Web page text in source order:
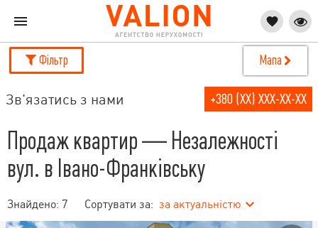
Фільтр Мапа
Зв'язатись з нами +380 (XX) XXX-XX-XX
Продаж квартир — Незалежності
вул. в Івано-Франківську
Знайдено: 7 Сортувати за: за актуальністю